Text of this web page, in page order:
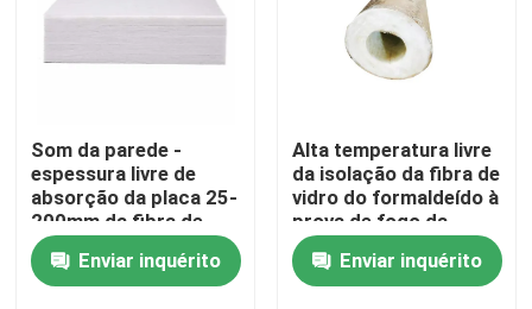
Materiais de isolação térmica
lã de vidro
Painel sanduíche de lã de rocha
Som da parede -
espessura livre de
absorção da placa 25-
200mm da fibra de
vidro do formaldeído
Enviar inquérito
Alta temperatura livre
da isolação da fibra de
vidro do formaldeído à
prova de fogo da
classe A1
Enviar inquérito